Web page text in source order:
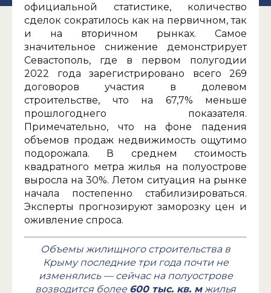
официальной статистике, количество
сделок сократилось как на первичном, так
и на вторичном рынках. Самое
значительное снижение демонстрирует
Севастополь, где в первом полугодии
2022 года зарегистрировано всего 269
договоров участия в долевом
строительстве, что на 67,7% меньше
прошлогоднего показателя.
Примечательно, что на фоне падения
объемов продаж недвижимость ощутимо
подорожала. В среднем стоимость
квадратного метра жилья на полуострове
выросла на 30%. Летом ситуация на рынке
начала постепенно стабилизироваться.
Эксперты прогнозируют заморозку цен и
оживление спроса.
Объемы жилищного строительства в
Крыму последние три года почти не
изменялись — сейчас на полуострове
возводится более 600 тыс. кв. мжилья